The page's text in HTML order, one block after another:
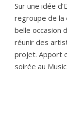
Sur une idée
regroupe de la
belle occasion
réunir des
projet. Apport
soirée au